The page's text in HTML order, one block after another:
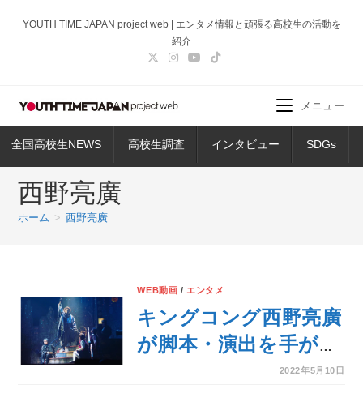
ス
ッ
YOUTH TIME JAPAN project web | エンタメ情報と頑張る高校生の活動を
紹介
全国高校生NEWS 高校生調査 インタビュー SDGs
メニュー
西野亮廣
ホーム > 西野亮廣
WEB動画 / エンタメ
キングコング西野亮廣
が脚本・演出を手がけ
たファミリーミュージ
2022年5月10日